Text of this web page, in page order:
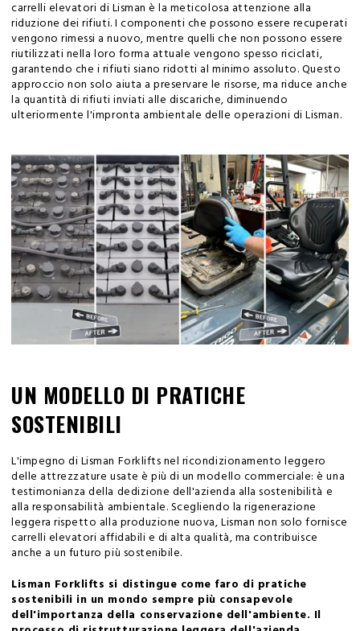
carrelli elevatori di Lisman è la meticolosa attenzione alla
riduzione dei rifiuti. I componenti che possono essere recuperati
vengono rimessi a nuovo, mentre quelli che non possono essere
riutilizzati nella loro forma attuale vengono spesso riciclati,
garantendo che i rifiuti siano ridotti al minimo assoluto. Questo
approccio non solo aiuta a preservare le risorse, ma riduce anche
la quantità di rifiuti inviati alle discariche, diminuendo
ulteriormente l'impronta ambientale delle operazioni di Lisman.
UN MODELLO DI PRATICHE
SOSTENIBILI
L'impegno di Lisman Forklifts nel ricondizionamento leggero
delle attrezzature usate è più di un modello commerciale: è una
testimonianza della dedizione dell'azienda alla sostenibilità e
alla responsabilità ambientale. Scegliendo la rigenerazione
leggera rispetto alla produzione nuova, Lisman non solo fornisce
carrelli elevatori affidabili e di alta qualità, ma contribuisce
anche a un futuro più sostenibile.
Lisman Forklifts si distingue come faro di pratiche
sostenibili in un mondo sempre più consapevole
dell'importanza della conservazione dell'ambiente. Il